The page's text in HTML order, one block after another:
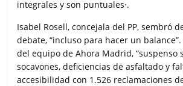
integrales y son puntuales·.
Isabel Rosell, concejala del PP, sembró
debate, “incluso para hacer un
del equipo de Ahora Madrid, “suspenso
socavones, deficiencias de asfaltado y
accesibilidad con 1.526 reclamaciones